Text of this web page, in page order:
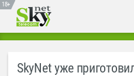
18+
SkyNet уже